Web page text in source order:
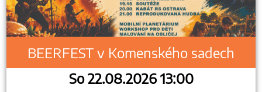
BEERFEST v Komenského sadech
So 22.08.2026 13:00